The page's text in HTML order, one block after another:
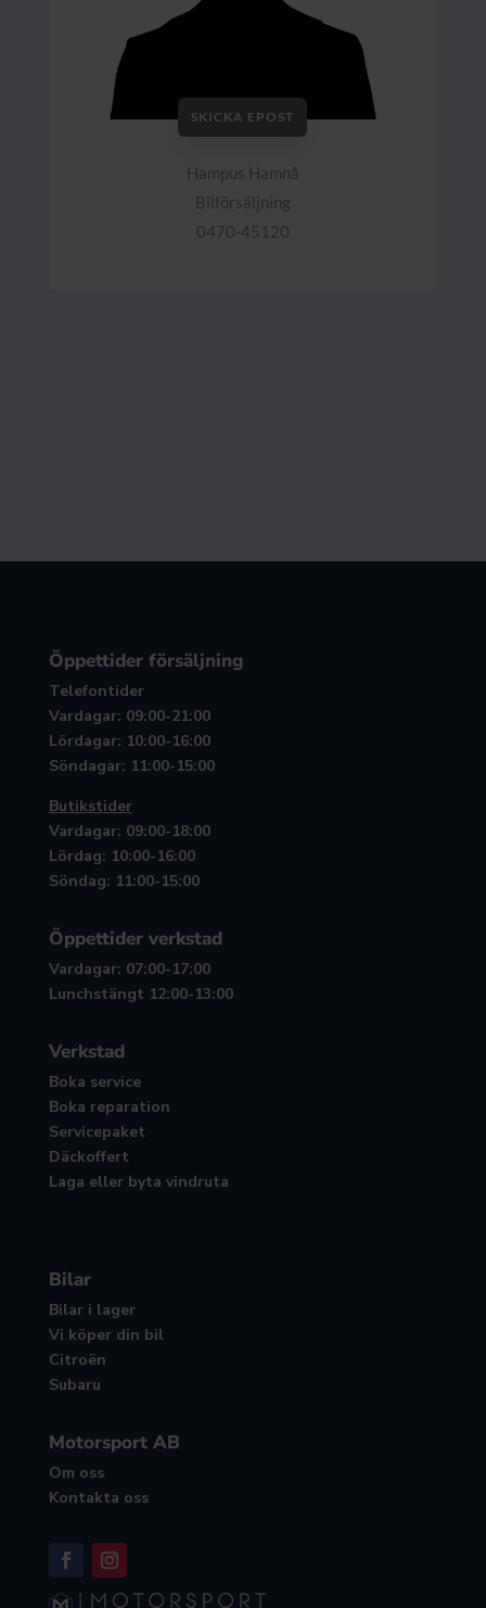
SKICKA EPOST
Hampus Hamnå
Bilförsäljning
0470-45120
Öppettider försäljning
Telefontider
Vardagar: 09:00-21:00
Lördagar: 10:00-16:00
Söndagar: 11:00-15:00
Butikstider
Vardagar: 09:00-18:00
Lördag: 10:00-16:00
Söndag: 11:00-15:00
Öppettider verkstad
Vardagar: 07:00-17:00
Lunchstängt 12:00-13:00
Verkstad
Boka service
Boka reparation
Servicepaket
Däckoffert
Laga eller byta vindruta
Bilar
Bilar i lager
Vi köper din bil
Citroën
Subaru
Motorsport AB
Om oss
Kontakta oss